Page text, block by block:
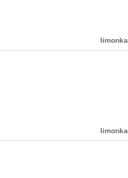
limonka
limonka